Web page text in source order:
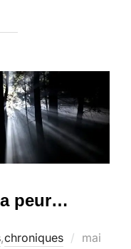
peur…
,chroniques
Publié
mai